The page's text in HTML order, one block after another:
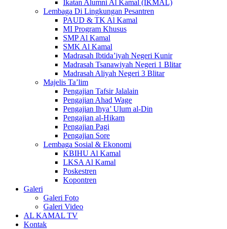
Ikatan Alumni Al Kamal (IKMAL)
Lembaga Di Lingkungan Pesantren
PAUD & TK Al Kamal
MI Program Khusus
SMP Al Kamal
SMK Al Kamal
Madrasah Ibtida’iyah Negeri Kunir
Madrasah Tsanawiyah Negeri 1 Blitar
Madrasah Aliyah Negeri 3 Blitar
Majelis Ta’lim
Pengajian Tafsir Jalalain
Pengajian Ahad Wage
Pengajian Ihya’ Ulum al-Din
Pengajian al-Hikam
Pengajian Pagi
Pengajian Sore
Lembaga Sosial & Ekonomi
KBIHU Al Kamal
LKSA Al Kamal
Poskestren
Kopontren
Galeri
Galeri Foto
Galeri Video
AL KAMAL TV
Kontak